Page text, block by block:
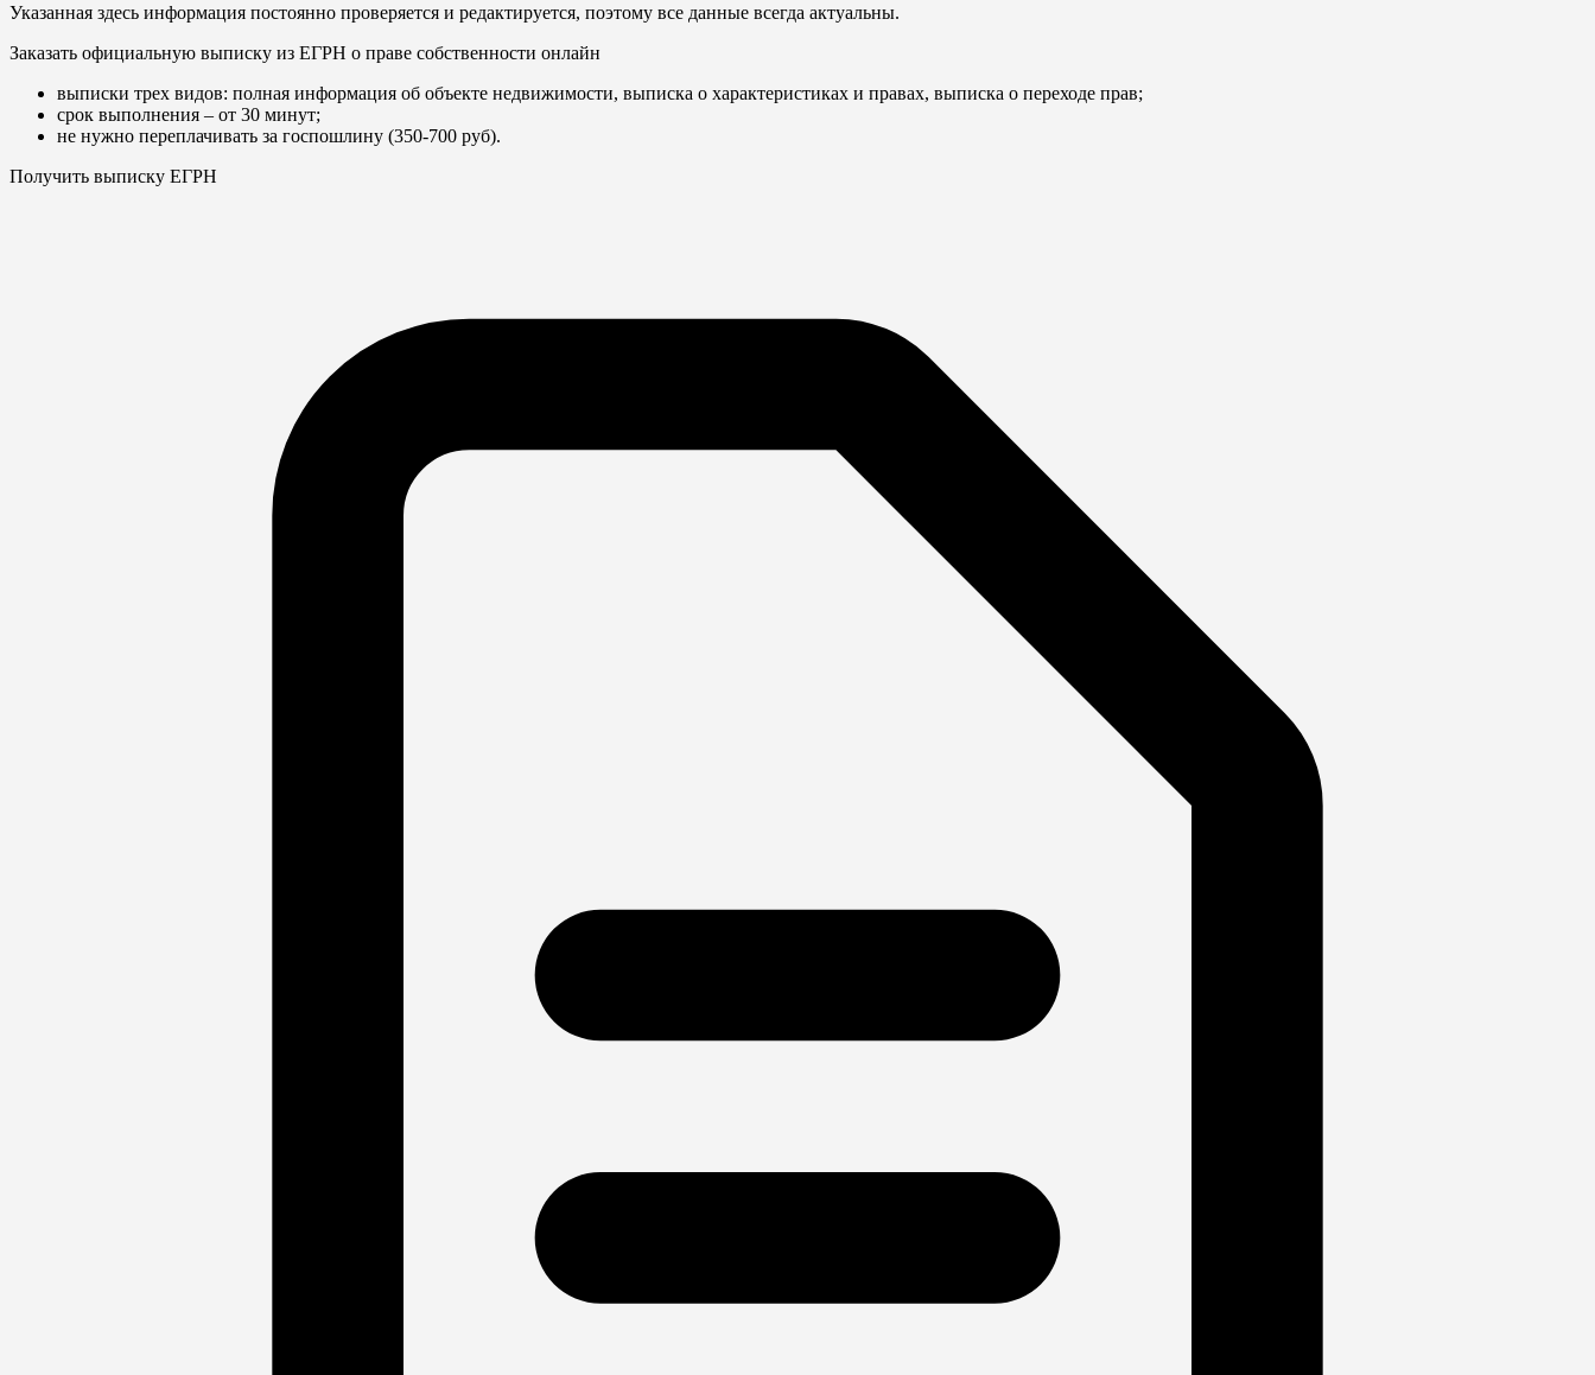
Указанная здесь информация постоянно проверяется и редактируется, поэтому все данные всегда актуальны.
Заказать официальную выписку из ЕГРН о праве собственности онлайн
выписки трех видов: полная информация об объекте недвижимости, выписка о характеристиках и правах, выписка о переходе прав;
срок выполнения – от 30 минут;
не нужно переплачивать за госпошлину (350-700 руб).
Получить выписку ЕГРН